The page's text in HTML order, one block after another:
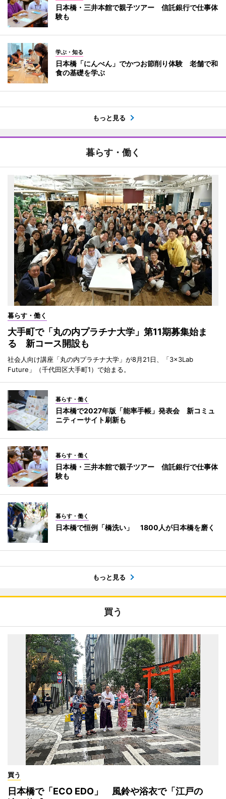
日本橋・三井本館で親子ツアー 信託銀行で仕事体
験も
学ぶ・知る
日本橋「にんべん」でかつお節削り体験 老舗で和
食の基礎を学ぶ
もっと見る
暮らす・働く
暮らす・働く
大手町で「丸の内プラチナ大学」第11期募集始ま
る 新コース開設も
社会人向け講座「丸の内プラチナ大学」が8月21日、「3×3Lab
Future」（千代田区大手町1）で始まる。
暮らす・働く
日本橋で2027年版「能率手帳」発表会 新コミュ
ニティーサイト刷新も
暮らす・働く
日本橋・三井本館で親子ツアー 信託銀行で仕事体
験も
暮らす・働く
日本橋で恒例「橋洗い」 1800人が日本橋を磨く
もっと見る
買う
買う
日本橋で「ECO EDO」 風鈴や浴衣で「江戸の